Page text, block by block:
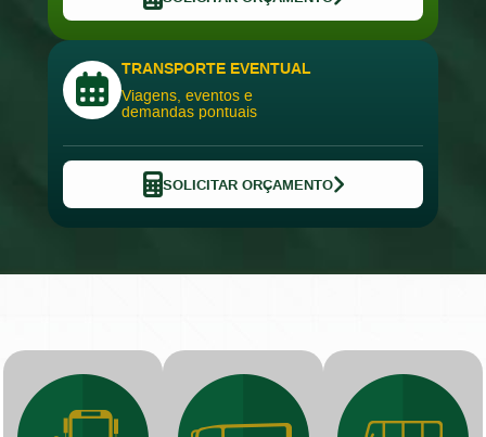
TRANSPORTE EVENTUAL
Viagens, eventos e
demandas pontuais
SOLICITAR ORÇAMENTO